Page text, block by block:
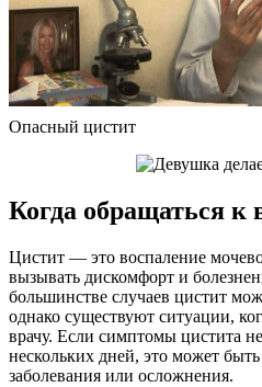
Опасный цистит
Когда обращаться к
Цистит — это воспаление
вызывать дискомфорт и
большинстве случаев цистит
однако существуют ситуации,
врачу. Если симптомы цистита
нескольких дней, это может
заболевания или осложнения.